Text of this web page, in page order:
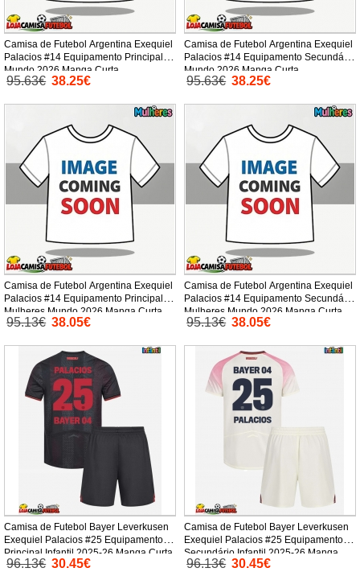
Camisa de Futebol Argentina Exequiel
Palacios #14 Equipamento Principal
Mundo 2026 Manga Curta
95.63€ 38.25€
Camisa de Futebol Argentina Exequiel
Palacios #14 Equipamento Secundário
Mundo 2026 Manga Curta
95.63€ 38.25€
Camisa de Futebol Argentina Exequiel
Palacios #14 Equipamento Principal
Mulheres Mundo 2026 Manga Curta
95.13€ 38.05€
Camisa de Futebol Argentina Exequiel
Palacios #14 Equipamento Secundário
Mulheres Mundo 2026 Manga Curta
95.13€ 38.05€
Camisa de Futebol Bayer Leverkusen
Exequiel Palacios #25 Equipamento
Principal Infantil 2025-26 Manga Curta
(+ Calças curtas)
96.13€ 30.45€
Camisa de Futebol Bayer Leverkusen
Exequiel Palacios #25 Equipamento
Secundário Infantil 2025-26 Manga
Curta (+ Calças curtas)
96.13€ 30.45€